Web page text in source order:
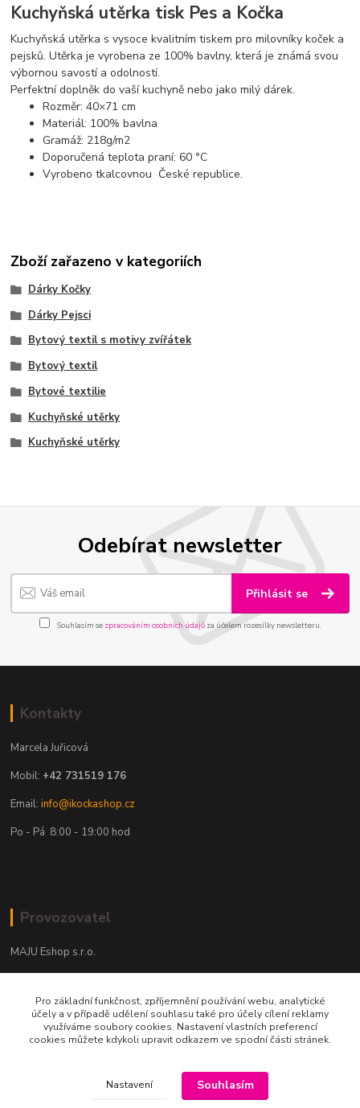
Kuchyňská utěrka tisk Pes a Kočka
Kuchyňská utěrka s vysoce kvalitním tiskem pro milovníky koček a
pejsků. Utěrka je vyrobena ze 100% bavlny, která je známá svou
výbornou savostí a odolností.
Perfektní doplněk do vaší kuchyně nebo jako milý dárek.
Rozměr: 40×71 cm
Materiál: 100% bavlna
Gramáž: 218g/m2
Doporučená teplota praní: 60 °C
Vyrobeno tkalcovnou České republice.
Zboží zařazeno v kategoriích
Dárky Kočky
Dárky Pejsci
Bytový textil s motivy zvířátek
Bytový textil
Bytové textilie
Kuchyňské utěrky
Kuchyňské utěrky
Odebírat newsletter
Přihlásit se
Souhlasím se zpracováním osobních údajůza účelem rozesílky newsletteru.
Kontakty
Marcela Juřicová
Mobil: +42 731519 176
Email:info@ikockashop.cz
Po - Pá 8:00 - 19:00 hod
Provozovatel
MAJU Eshop s.r.o.
702 00 Ostrava
IČ: 09674799
Pro základní funkčnost, zpříjemnění používání webu, analytické
účely a v případě udělení souhlasu také pro účely cílení reklamy
využíváme soubory cookies. Nastavení vlastních preferencí
cookies můžete kdykoli upravit odkazem ve spodní části stránek.
Nastavení Souhlasím